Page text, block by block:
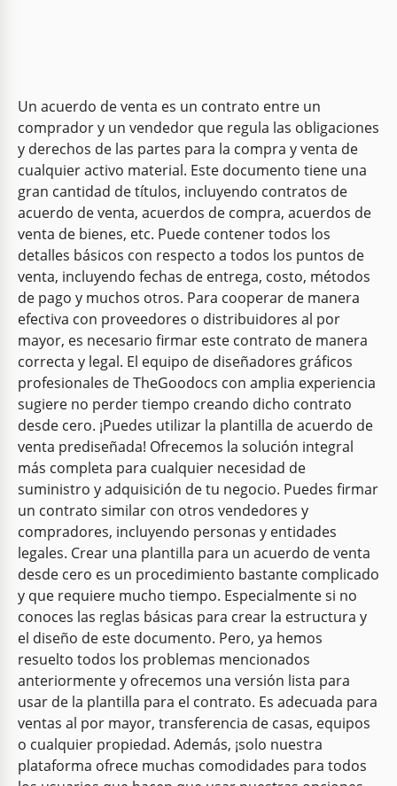
Un acuerdo de venta es un contrato entre un
comprador y un vendedor que regula las obligaciones
y derechos de las partes para la compra y venta de
cualquier activo material. Este documento tiene una
gran cantidad de títulos, incluyendo contratos de
acuerdo de venta, acuerdos de compra, acuerdos de
venta de bienes, etc. Puede contener todos los
detalles básicos con respecto a todos los puntos de
venta, incluyendo fechas de entrega, costo, métodos
de pago y muchos otros. Para cooperar de manera
efectiva con proveedores o distribuidores al por
mayor, es necesario firmar este contrato de manera
correcta y legal. El equipo de diseñadores gráficos
profesionales de TheGoodocs con amplia experiencia
sugiere no perder tiempo creando dicho contrato
desde cero. ¡Puedes utilizar la plantilla de acuerdo de
venta prediseñada! Ofrecemos la solución integral
más completa para cualquier necesidad de
suministro y adquisición de tu negocio. Puedes firmar
un contrato similar con otros vendedores y
compradores, incluyendo personas y entidades
legales. Crear una plantilla para un acuerdo de venta
desde cero es un procedimiento bastante complicado
y que requiere mucho tiempo. Especialmente si no
conoces las reglas básicas para crear la estructura y
el diseño de este documento. Pero, ya hemos
resuelto todos los problemas mencionados
anteriormente y ofrecemos una versión lista para
usar de la plantilla para el contrato. Es adecuada para
ventas al por mayor, transferencia de casas, equipos
o cualquier propiedad. Además, ¡solo nuestra
plataforma ofrece muchas comodidades para todos